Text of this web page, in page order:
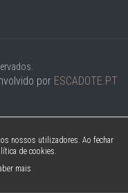
por ESCADOTE.PT
nossos utilizadores. Ao fechar
de cookies.
mais